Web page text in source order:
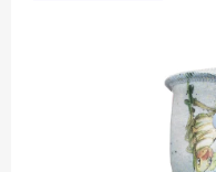
z
5